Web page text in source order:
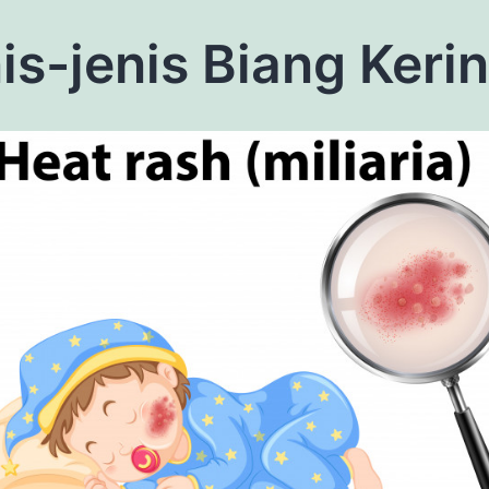
jenis Biang